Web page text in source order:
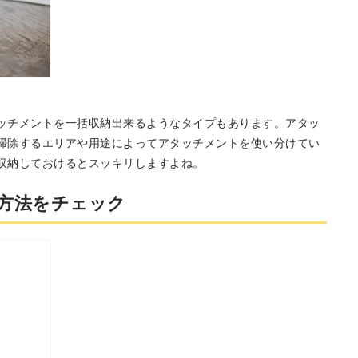
メントを一括収納出来るようなタイプもあります。アタッ
するエリアや用途によってアタッチメントを使い分けてい
しておけるとスッキリしますよね。
法をチェック